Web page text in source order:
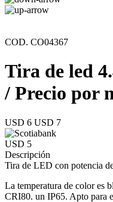
COD. CO04367
Tira de led
/ Precio por
USD 6 USD 7
USD 5
Descripción
Tira de LED con potencia
La temperatura de color es
CRI80. un IP65. Apto para